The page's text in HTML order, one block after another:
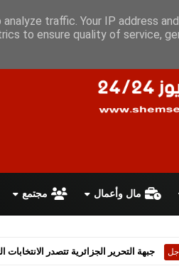
اتفاقية الاستخدام أعلن معانا
مال وأعمال مجتمع
ستارمر يعلن استقالته من رئاسة الحكومة
traffic. Your IP address
to ensure quality of service,